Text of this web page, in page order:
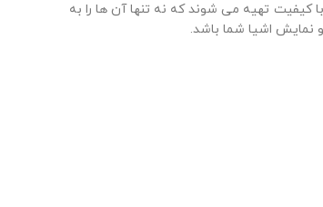
کیفیت تهیه می شوند که نه تنها آن ها را به
نمایش اشیا شما باشد.